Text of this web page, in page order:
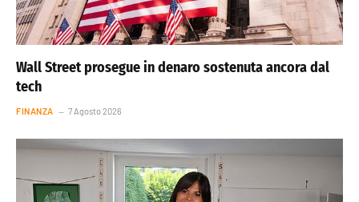
Wall Street prosegue in denaro sostenuta ancora dal
tech
FINANZA 7 Agosto 2026